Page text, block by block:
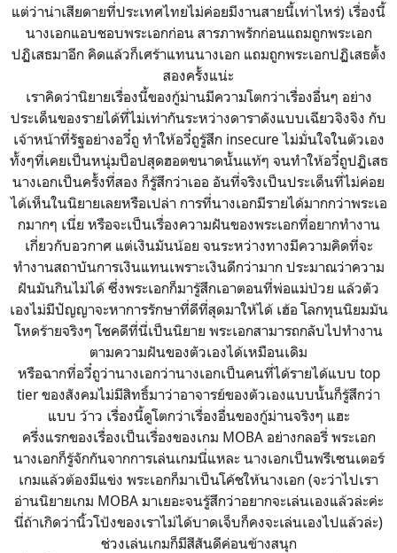
แต่ว่าน่าเสียดายที่ประเทศไทยไม่ค่อยมีงานสายนี้เท่าไหร่) เรื่องนี้
นางเอกแอบชอบพระเอกก่อน สารภาพรักก่อนแถมถูกพระเอก
ปฏิเสธมาอีก คิดแล้วก็เศร้าแทนนางเอก แถมถูกพระเอกปฏิเสธตั้ง
สองครั้งแน่ะ
เราคิดว่านิยายเรื่องนี้ของกู้ม่านมีความโตกว่าเรื่องอื่นๆ อย่าง
ประเด็นของรายได้ที่ไม่เท่ากันระหว่างดาราดังแบบเฉียวจิงจิง กับ
เจ้าหน้าที่รัฐอย่างอวี๋ถู ทำให้อวี๋ถูรู้สึก insecure ไม่มั่นใจในตัวเอง
ทั้งๆที่เคยเป็นหนุ่มป็อปสุดฮอตขนาดนั้นแท้ๆ จนทำให้อวี๋ถูปฏิเสธ
นางเอกเป็นครั้งที่สอง ก็รู้สึกว่าเออ อันที่จริงเป็นประเด็นที่ไม่ค่อย
ได้เห็นในนิยายเลยหรือเปล่า การที่นางเอกมีรายได้มากกว่าพระเอ
กมากๆ เนี่ย หรือจะเป็นเรื่องความฝันของพระเอกที่อยากทำงาน
เกี่ยวกับอวกาศ แต่เงินมันน้อย จนระหว่างทางมีความคิดที่จะ
ทำงานสถาบันการเงินแทนเพราะเงินดีกว่ามาก ประมาณว่าความ
ฝันมันกินไม่ได้ ซึ่งพระเอกก็มารู้สึกเอาตอนที่พ่อแม่ป่วย แล้วตัว
เองไม่มีปัญญาจะหาการรักษาที่ดีที่สุดมาให้ได้ เฮ้อ โลกทุนนิยมมัน
โหดร้ายจริงๆ โชคดีที่นี่เป็นนิยาย พระเอกสามารถกลับไปทำงาน
ตามความฝันของตัวเองได้เหมือนเดิม
หรือฉากที่อวี๋ถูว่านางเอกว่านางเอกเป็นคนที่ได้รายได้แบบ top
tier ของสังคมไม่มีสิทธิ์มาว่าอาจารย์ของตัวเองแบบนั้นก็รู้สึกว่า
แบบ ว้าว เรื่องนี้ดูโตกว่าเรื่องอื่นของกู้ม่านจริงๆ แฮะ
ครึ่งแรกของเรื่องเป็นเรื่องของเกม MOBA อย่างกลอรี่ พระเอก
นางเอกก็รู้จักกันจากการเล่นเกมนี่แหละ นางเอกเป็นพรีเซนเตอร์
เกมแล้วต้องมีแข่ง พระเอกก็มาเป็นโค้ชให้นางเอก (จะว่าไปเรา
อ่านนิยายเกม MOBA มาเยอะจนรู้สึกว่าอยากจะเล่นเองแล้วล่ะค่ะ
นี่ถ้าเกิดว่านิ้วโป้งของเราไม่ได้บาดเจ็บก็คงจะเล่นเองไปแล้วล่ะ)
ช่วงเล่นเกมก็มีสีสันดีค่อนข้างสนุก